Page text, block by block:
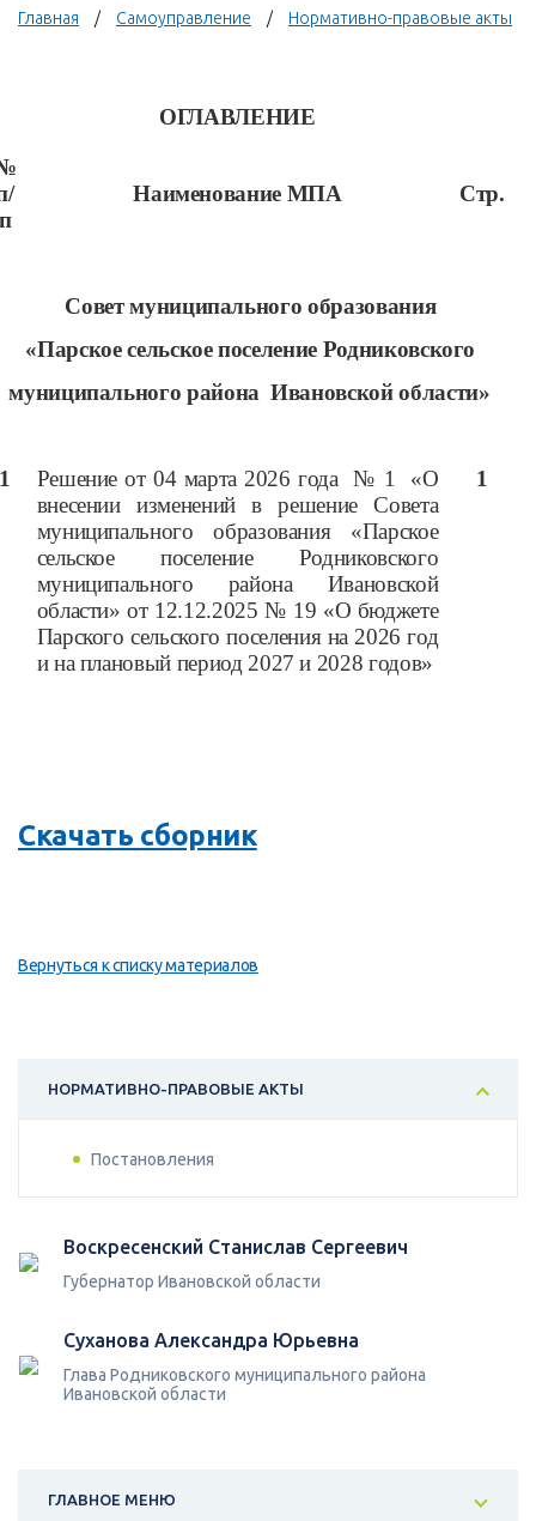
Главная Самоуправление Нормативно-правовые акты
ОГЛАВЛЕНИЕ
Наименование МПА Стр.
Совет муниципального образования
«Парское сельское поселение Родниковского
муниципального района Ивановской области»
1
Решение от 04 марта 2026 года № 1 «О
внесении изменений в решение Совета
муниципального образования «Парское
сельское поселение Родниковского
муниципального района Ивановской
области» от 12.12.2025 № 19 «О бюджете
Парского сельского поселения на 2026 год
и на плановый период 2027 и 2028 годов»
1
Скачать сборник
Вернуться к списку материалов
НОРМАТИВНО-ПРАВОВЫЕ АКТЫ
Постановления
Воскресенский Станислав Сергеевич
Губернатор Ивановской области
Суханова Александра Юрьевна
Глава Родниковского муниципального района
Ивановской области
ГЛАВНОЕ МЕНЮ